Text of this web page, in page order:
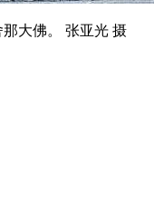
大佛。 张亚光 摄